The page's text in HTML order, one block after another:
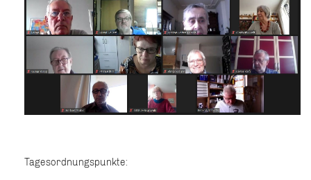
Tagesordnungspunkte: